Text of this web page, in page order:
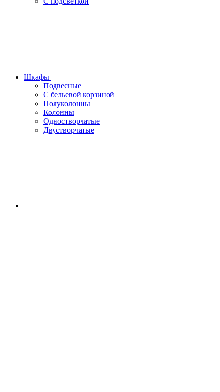
Шкафы
Подвесные
С бельевой корзиной
Полуколонны
Колонны
Одностворчатые
Двустворчатые